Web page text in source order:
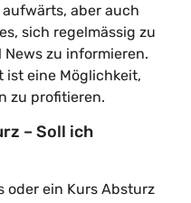
aber auch
sich regelmässig zu
zu informieren.
ist eine Möglichkeit,
zu profitieren.
– Soll ich
oder ein Kurs Absturz